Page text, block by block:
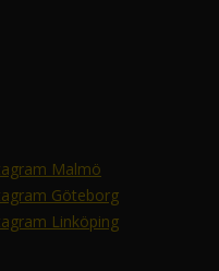
Malmö
Göteborg
Linköping